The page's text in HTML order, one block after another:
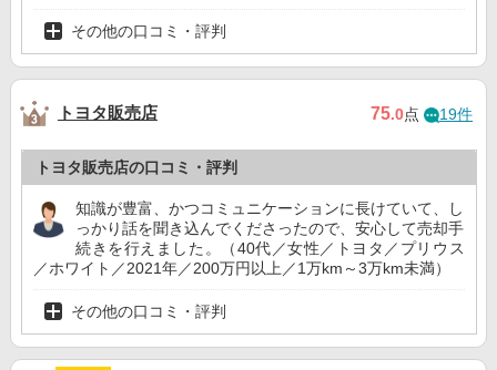
その他の口コミ・評判
トヨタ販売店 75.0点 19件
トヨタ販売店の口コミ・評判
知識が豊富、かつコミュニケーションに長けていて、し
っかり話を聞き込んでくださったので、安心して売却手
続きを行えました。（40代／女性／トヨタ／プリウス
／ホワイト／2021年／200万円以上／1万km～3万km未満）
その他の口コミ・評判